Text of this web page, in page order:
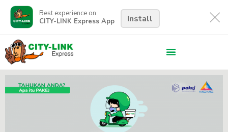
Best experience on
CITY-LINK Express App
Install